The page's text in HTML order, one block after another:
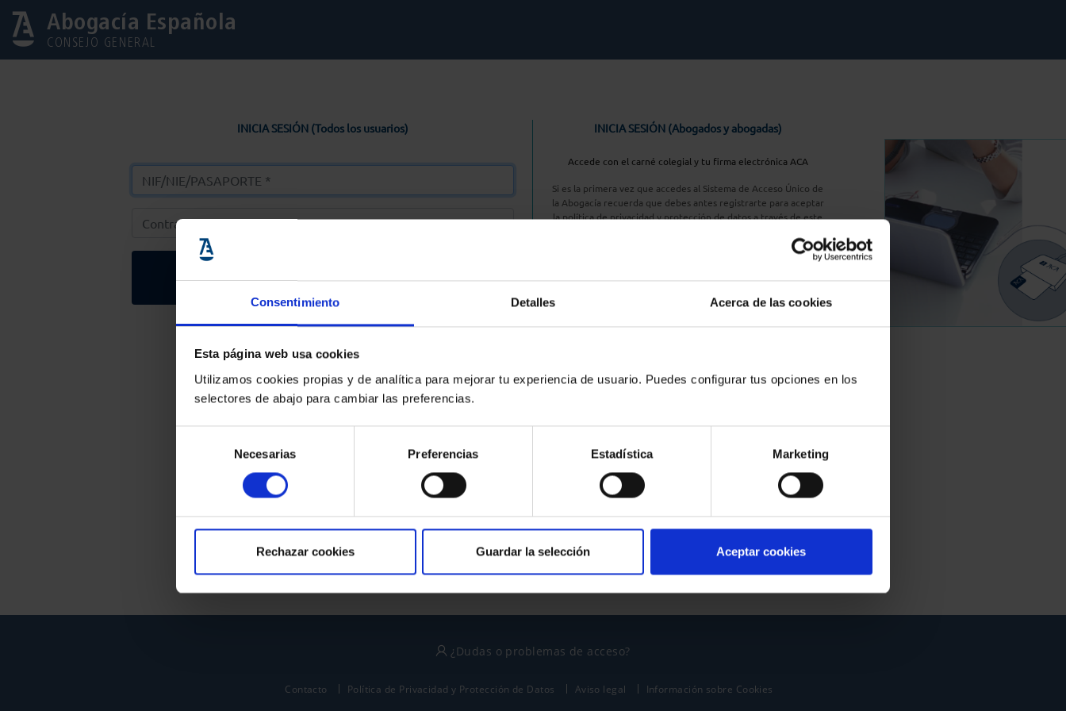
Consentimiento Detalles Acerca de las cookies
Esta página web usa cookies
Utilizamos cookies propias y de analítica para mejorar tu experiencia de usuario. Puedes configurar tus opciones en los
selectores de abajo para cambiar las preferencias.
consentimiento
Necesarias Preferencias Estadística Marketing
Rechazar cookies Guardar la selección Aceptar cookies
Abogacía Española
CONSEJO GENERAL
INICIA SESIÓN (Todos los usuarios)
Entrar
Solicitar Contraseña
INICIA SESIÓN (Abogados y abogadas)
Accede con el carné colegial y tu firma electrónica ACA
Si es la primera vez que accedes al Sistema de Acceso Único de
la Abogacía recuerda que debes antes registrarte para aceptar
la política de privacidad y protección de datos a través de este
Entrar con ACA Plus
¿No tienes cuenta?
política de privacidad
y términos del servicio
¿Dudas o problemas de acceso?
Contacto Política de Privacidad y Protección de Datos Aviso legal Información sobre Cookies